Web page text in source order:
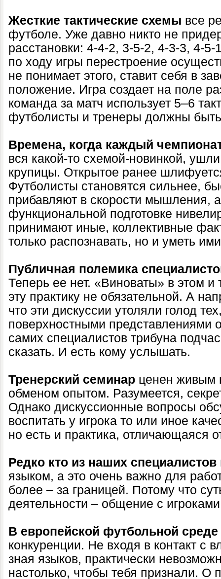
Жесткие тактические схемы все
футболе. Уже давно никто не
расстановки: 4-4-2, 3-5-2, 4-3-3, 4-
по ходу игры перестроение
не понимает этого, ставит себя в
положение. Игра создает на поле
команда за матч использует 5–6
футболисты и тренеры должны быть
Времена, когда каждый
вся какой-то схемой-новинкой,
крупицы. Открытое ранее
Футболисты становятся сильнее,
прибавляют в скорости мышления,
функциональной подготовке
принимают иные, коллективные
только распознавать, но и уметь
Публичная полемика
Теперь ее нет. «Виноваты» в этом
эту практику не обязательной. А
что эти дискуссии утоляли голод
поверхностными представлениями
самих специалистов трибуна
сказать. И есть кому услышать.
Тренерский семинар ценен живым
обменом опытом. Разумеется,
Однако дискуссионные вопросы
воспитать у игрока то или иное
но есть и практика, отличающаяся
Редко кто из наших специалистов
языком, а это очень важно для
более – за границей. Потому что
деятельности – общение с
В европейской футбольной среде
конкуренции. Не входя в контакт с
зная языков, практически
настолько, чтобы тебя признали. О